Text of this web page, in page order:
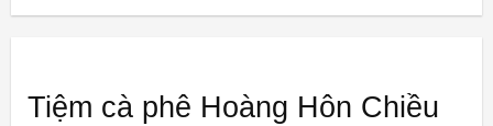
Tiệm cà phê Hoàng Hôn Chiều